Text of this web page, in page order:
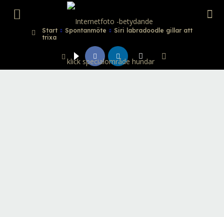
Internetfoto
Start Spontanmöte
Siri labradoodle gillar att
trixa